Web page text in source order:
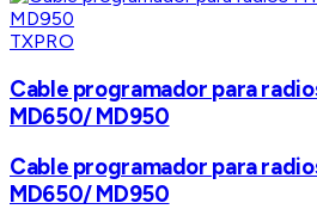
TXPRO
Cable programador para
MD650/ MD950
Cable programador para
MD650/ MD950